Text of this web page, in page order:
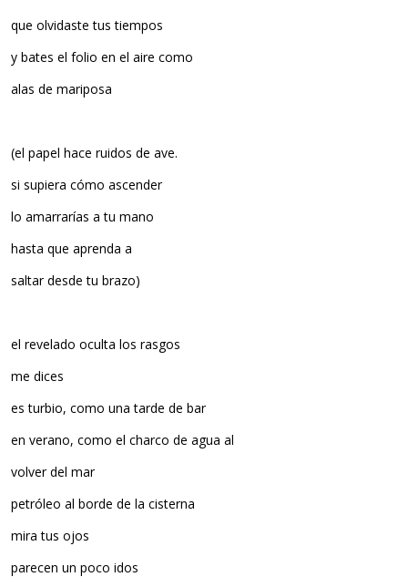
que olvidaste tus tiempos
y bates el folio en el aire como
alas de mariposa
(el papel hace ruidos de ave.
si supiera cómo ascender
lo amarrarías a tu mano
hasta que aprenda a
saltar desde tu brazo)
el revelado oculta los rasgos
me dices
es turbio, como una tarde de bar
en verano, como el charco de agua al
volver del mar
petróleo al borde de la cisterna
mira tus ojos
parecen un poco idos